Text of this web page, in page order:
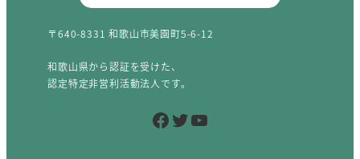
〒640-8331 和歌山市美園町5-6-12
和歌山県から認証を受けた、
認定特定非営利活動法人です。
Facebook Twitter YouTube